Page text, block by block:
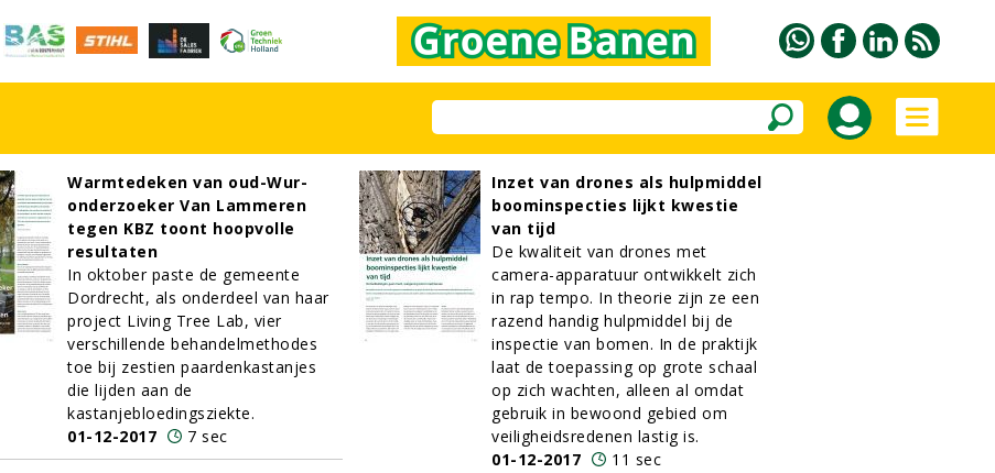
Warmtedeken van oud-Wur-
onderzoeker Van Lammeren
tegen KBZ toont hoopvolle
resultaten
In oktober paste de gemeente
Dordrecht, als onderdeel van haar
project Living Tree Lab, vier
verschillende behandelmethodes
toe bij zestien paardenkastanjes
die lijden aan de
kastanjebloedingsziekte.
01-12-2017
7 sec
Inzet van drones als hulpmiddel
boominspecties lijkt kwestie
van tijd
De kwaliteit van drones met
camera-apparatuur ontwikkelt zich
in rap tempo. In theorie zijn ze een
razend handig hulpmiddel bij de
inspectie van bomen. In de praktijk
laat de toepassing op grote schaal
op zich wachten, alleen al omdat
gebruik in bewoond gebied om
veiligheidsredenen lastig is.
01-12-2017
11 sec